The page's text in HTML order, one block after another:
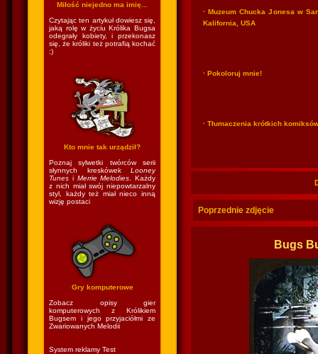
Miłość niejedno ma imię...
Czytając ten artykuł dowiesz się,
jaką rolę w życiu Królika Bugsa
odegrały kobiety, i przekonasz
się, że króliki też potrafią kochać
;)
Kto mnie tak urządził?
Poznaj sylwetki twórców serii
słynnych kreskówek Looney
Tunes i Merrie Melodies . Każdy
z nich miał swój niepowtarzalny
styl, każdy też miał nieco inną
wizję postaci
Gry komputerowe
Zobacz opisy gier
komputerowych z Królikiem
Bugsem i jego przyjaciółmi ze
Zwariowanych Melodii
System reklamy Test
· Muzeum Chucka Jonesa w
Kalifornia, USA
· Pokoloruj mnie!
· Tłumaczenia krótkich
Poprzednie zdjęcie
Bugs